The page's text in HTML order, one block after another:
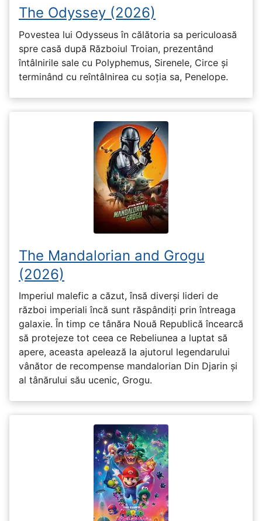
The Odyssey (2026)
Povestea lui Odysseus în călătoria sa periculoasă
spre casă după Războiul Troian, prezentând
întâlnirile sale cu Polyphemus, Sirenele, Circe și
terminând cu reîntâlnirea cu soția sa, Penelope.
The Mandalorian and Grogu
(2026)
Imperiul malefic a căzut, însă diverși lideri de
război imperiali încă sunt răspândiți prin întreaga
galaxie. În timp ce tânăra Nouă Republică încearcă
să protejeze tot ceea ce Rebeliunea a luptat să
apere, aceasta apelează la ajutorul legendarului
vânător de recompense mandalorian Din Djarin și
al tânărului său ucenic, Grogu.